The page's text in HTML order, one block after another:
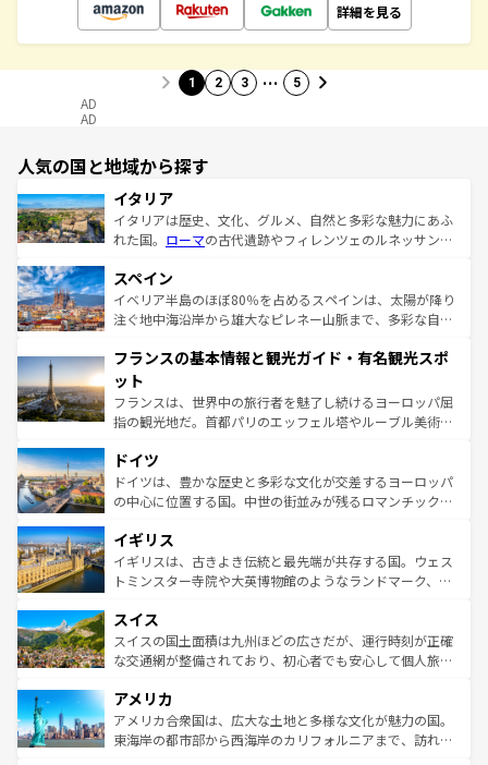
詳細を見る
1 2 3 … 5
AD
AD
人気の国と地域から探す
イタリア
イタリアは歴史、文化、グルメ、自然と多彩な魅力にあふ
れた国。 ローマの古代遺跡やフィレンツェのルネッサンス
ろん、トスカーナの美しい田園風景やアマルフィ海岸の絶
景など、自然景観も見逃せない。観光の合間には、本場の
ピザやパスタなど、絶品のイタリア料理を堪能することも
ませてくれるイタリアで、忘れられない旅をしてみよう！
なお、新着のイタリア情報は
しい。
スペイン
イベリア半島のほぼ80％を占めるスペインは、太陽が降り
注ぐ地中海沿岸から雄大なピレネー山脈まで、多彩な自然
文化が根付くこの国では、情熱的なフラメンコ、熱気あふ
れる闘牛、そして美味しいタパスが生活の一部となってい
る。首都マドリードの洗練された雰囲気や、バルセロナの
アートに溢れた街角から、地方では古代ローマ遺跡や中世
せる。地方によって風土や気候が異なるスペインはその個
性で訪れる人を魅了する。 なお、新着のスペイン情報は コ
ンテンツ一覧を参照してほしい。
フランスの基本情報と観光ガイド・有名観光スポ
ット
フランスは、世界中の旅行者を魅了し続けるヨーロッパ屈
指の観光地だ。首都パリのエッフェル塔やルーブル美術館
で、幅広い魅力が詰まっている。華麗な宮殿、歴史的な大
聖堂、美しいビーチ、そして豊かな自然が、訪れる者を心
から魅了する。また、フランスは美食の国としても知ら
いる。シャンパンの発祥地であるランス、プロヴァンスの
香り高いラベンダー畑など、多彩な楽しみ方が可能だ。さ
らに、パリ以外の地域にも魅力が溢れており、どの街角に
れる地方に足を運ぶとそれぞれで全く異なる文化を体験で
きるだろう。 なお、新着のフランス情報はコンテンツ一覧
を参照してほしい。
ドイツ
ドイツは、豊かな歴史と多彩な文化が交差するヨーロッパ
の中心に位置する国。中世の街並みが残るロマンチック街
顔を持つこの国は、どこを歩いても飽きることがない。ベ
ルリンの文化的活気、バイエルン州のアルプスの絶景、そ
してライン川沿いのワイン畑といった風景は必見。ビール
は、お酒好きな人にはぜひ体験してほしい。 なお、新着の
ドイツ情報はコンテンツ一覧を参照してほしい。
イギリス
イギリスは、古きよき伝統と最先端が共存する国。ウェス
トミンスター寺院や大英博物館のようなランドマーク、歴
リアごとに異なる魅力がある。また、優雅なアフタヌーン
ティー、ビール好きにはたまらない英国パブ、サッカー観
戦など、本場だからこそできる体験も豊富。イギリスを旅
ンツ一覧を参照してほしい。
スイス
スイスの国土面積は九州ほどの広さだが、運行時刻が正確
な交通網が整備されており、初心者でも安心して個人旅行
の建物がそのまま残る町や、スイスならではのユニークな
博物館もあり、アルプス観光だけでなく町歩きも満喫する
ことができる。国民の所得が高いため物価も高いが、旅行
アメリカ
アメリカ合衆国は、広大な土地と多様な文化が魅力の国。
東海岸の都市部から西海岸のカリフォルニアまで、訪れる